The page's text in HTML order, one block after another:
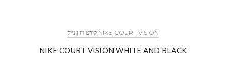
NIKE COURT VISION קורט ויז'ן נייק
NIKE COURT VISION WHITE AND BLACK